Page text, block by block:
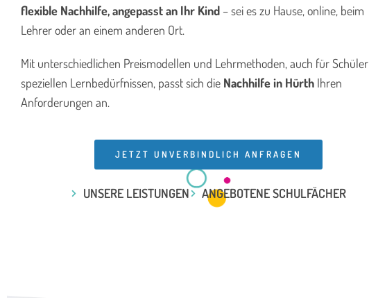
flexible Nachhilfe, angepasst an Ihr Kind – sei es zu Hause, online, beim
Lehrer oder an einem anderen Ort.
Mit unterschiedlichen Preismodellen und Lehrmethoden, auch für
speziellen Lernbedürfnissen, passt sich die Nachhilfe in Hürth Ihren
Anforderungen an.
JETZT UNVERBINDLICH ANFRAGEN
UNSERE LEISTUNGEN ANGEBOTENE SCHULFÄCHER